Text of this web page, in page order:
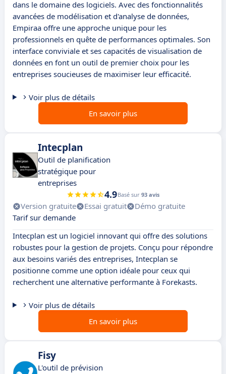
dans le domaine des logiciels. Avec des fonctionnalités
avancées de modélisation et d'analyse de données,
Empiraa offre une approche unique pour les
professionnels en quête de performances optimales. Son
interface conviviale et ses capacités de visualisation de
données en font un outil de premier choix pour les
entreprises soucieuses de maximiser leur efficacité.
Voir plus de détails
En savoir plus
Intecplan
Outil de planification
stratégique pour
entreprises
4.9Basé sur 93 avis
Version gratuite Essai gratuit
Démo gratuite
Tarif sur demande
Intecplan est un logiciel innovant qui offre des solutions
robustes pour la gestion de projets. Conçu pour répondre
aux besoins variés des entreprises, Intecplan se
positionne comme une option idéale pour ceux qui
recherchent une alternative performante à Forekasts.
Voir plus de détails
En savoir plus
Fisy
L'outil de prévision